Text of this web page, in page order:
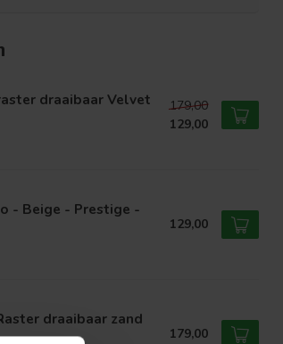
draaibaar Velvet
179,00
129,00
- Beige - Prestige -
129,00
draaibaar zand
179,00